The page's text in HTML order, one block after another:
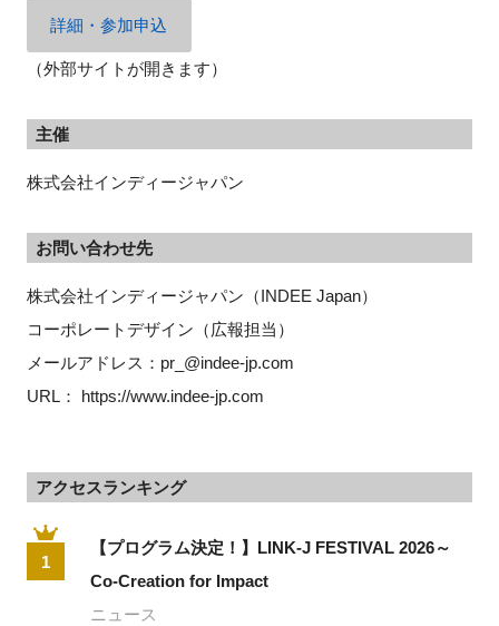
詳細・参加申込
（外部サイトが開きます）
主催
株式会社インディージャパン
お問い合わせ先
株式会社インディージャパン（INDEE Japan）
コーポレートデザイン（広報担当）
メールアドレス：pr_@indee-jp.com
URL： https://www.indee-jp.com
アクセスランキング
1
【プログラム決定！】LINK-J FESTIVAL 2026～
Co-Creation for Impact
ニュース